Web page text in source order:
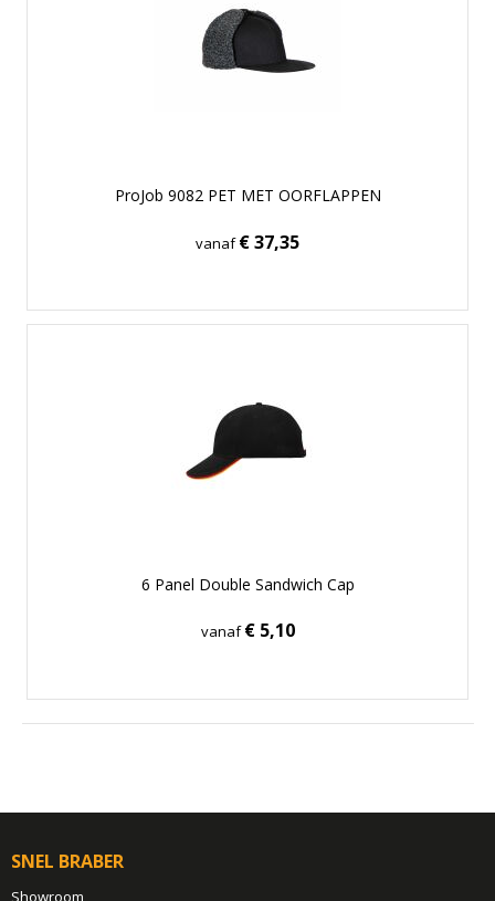
ProJob 9082 PET MET OORFLAPPEN
vanaf€ 37,35
6 Panel Double Sandwich Cap
vanaf€ 5,10
SNEL BRABER
Showroom